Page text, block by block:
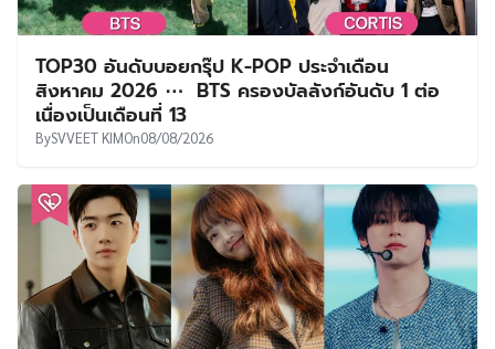
TOP30 อันดับบอยกรุ๊ป K-POP ประจำเดือน
สิงหาคม 2026 ⋯ BTS ครองบัลลังก์อันดับ 1 ต่อ
เนื่องเป็นเดือนที่ 13
BySVVEET KIMOn08/08/2026